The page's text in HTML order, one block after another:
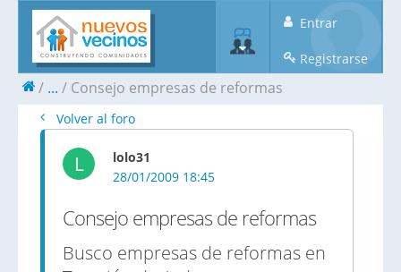
Entrar
Registrarse
... Consejo empresas de reformas
Volver al foro
L
lolo31
28/01/2009 18:45
Consejo empresas de reformas
Busco empresas de reformas en